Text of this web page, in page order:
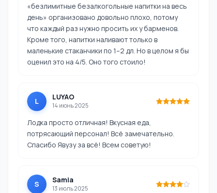
«безлимитные безалкогольные напитки на весь
день» организовано довольно плохо, потому
что каждый раз нужно просить их у барменов.
Кроме того, напитки наливают только в
маленькие стаканчики по 1–2 дл. Но в целом я бы
оценил это на 4/5. Оно того стоило!
L LUYAO
14 июнь 2025
Лодка просто отличная! Вкусная еда,
потрясающий персонал! Всё замечательно.
Спасибо Явузу за всё! Всем советую!
S Samia
13 июль 2025